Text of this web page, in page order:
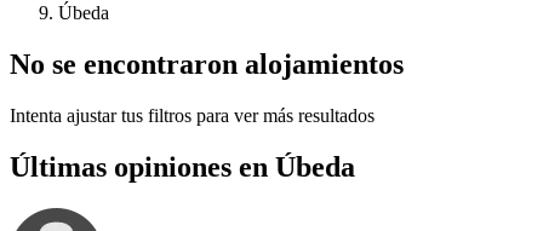
Úbeda
No se encontraron alojamientos
Intenta ajustar tus filtros para ver más resultados
Últimas opiniones en Úbeda